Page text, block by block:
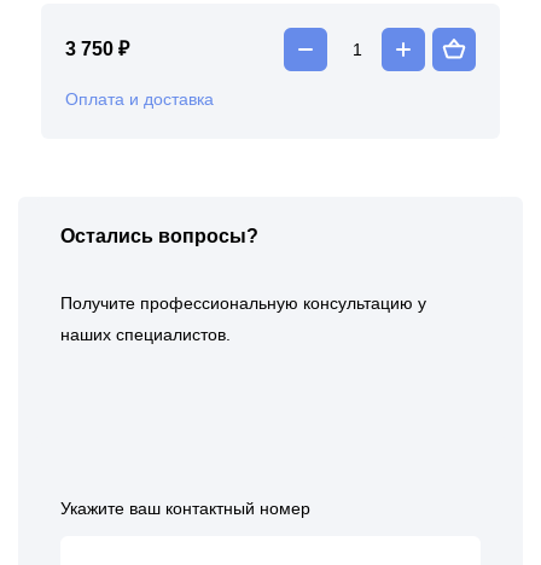
3 750 ₽
Оплата и доставка
Остались вопросы?
Получите профессиональную консультацию у
наших специалистов.
Укажите ваш контактный номер